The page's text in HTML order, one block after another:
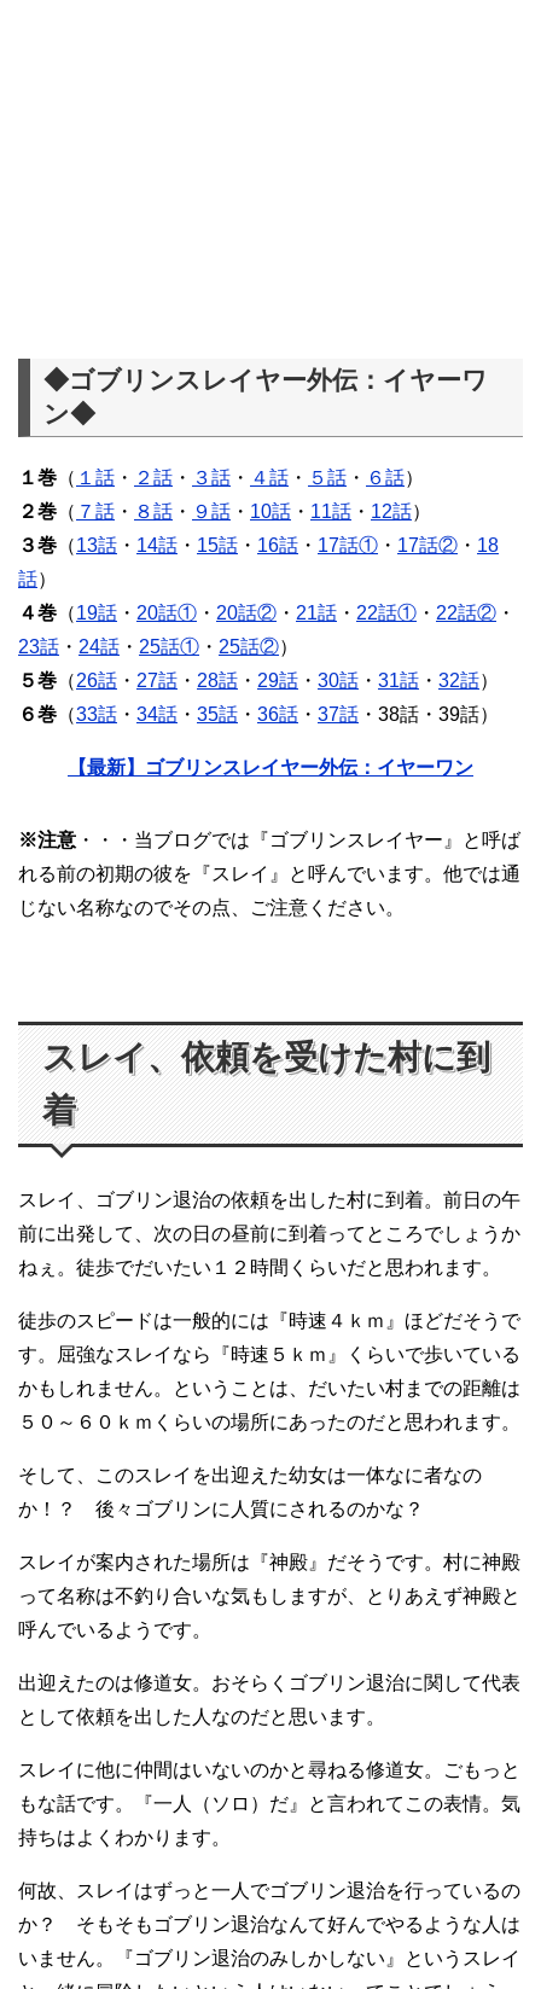
◆ゴブリンスレイヤー外伝：イヤーワ
ン◆
１巻 （ １話 ・ ２話 ・ ３話 ・ ４話 ・ ５話 ・ ６話）
２巻 （ ７話 ・ ８話 ・ ９話 ・ 10話 ・ 11話 ・ 12話）
３巻 （13話 ・ 14話 ・ 15話 ・ 16話 ・ 17話① ・ 17話② ・ 18
話）
４巻 （19話 ・ 20話① ・ 20話② ・ 21話 ・ 22話① ・ 22話② ・
23話 ・ 24話 ・ 25話① ・ 25話②）
５巻 （26話 ・ 27話 ・ 28話 ・ 29話 ・ 30話 ・ 31話 ・ 32話）
６巻 （33話 ・ 34話 ・ 35話 ・ 36話 ・ 37話 ・38話・39話）
【最新】ゴブリンスレイヤー外伝：イヤーワン
※注意 ・・・当ブログでは『ゴブリンスレイヤー』と呼ば
れる前の初期の彼を『スレイ』と呼んでいます。他では通
じない名称なのでその点、ご注意ください。
スレイ、依頼を受けた村に到
着
スレイ、ゴブリン退治の依頼を出した村に到着。前日の午
前に出発して、次の日の昼前に到着ってところでしょうか
ねぇ。徒歩でだいたい１２時間くらいだと思われます。
徒歩のスピードは一般的には『時速４ｋｍ』ほどだそうで
す。屈強なスレイなら『時速５ｋｍ』くらいで歩いている
かもしれません。ということは、だいたい村までの距離は
５０～６０ｋｍくらいの場所にあったのだと思われます。
そして、このスレイを出迎えた幼女は一体なに者なの
か！？ 後々ゴブリンに人質にされるのかな？
スレイが案内された場所は『神殿』だそうです。村に神殿
って名称は不釣り合いな気もしますが、とりあえず神殿と
呼んでいるようです。
出迎えたのは修道女。おそらくゴブリン退治に関して代表
として依頼を出した人なのだと思います。
スレイに他に仲間はいないのかと尋ねる修道女。ごもっと
もな話です。『一人（ソロ）だ』と言われてこの表情。気
持ちはよくわかります。
何故、スレイはずっと一人でゴブリン退治を行っているの
か？ そもそもゴブリン退治なんて好んでやるような人は
いません。『ゴブリン退治のみしかしない』というスレイ